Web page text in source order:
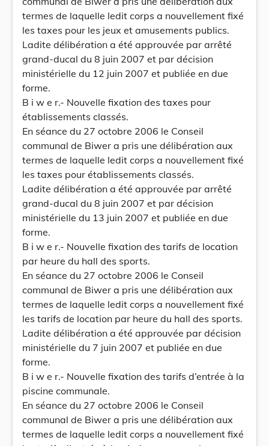
termes de laquelle ledit corps a nouvellement fixé
les taxes pour les jeux et amusements publics.
Ladite délibération a été approuvée par arrêté
grand-ducal du 8 juin 2007 et par décision
ministérielle du 12 juin 2007 et publiée en due
forme.
B i w e r.- Nouvelle fixation des taxes pour
établissements classés.
En séance du 27 octobre 2006 le Conseil
communal de Biwer a pris une délibération aux
termes de laquelle ledit corps a nouvellement fixé
les taxes pour établissements classés.
Ladite délibération a été approuvée par arrêté
grand-ducal du 8 juin 2007 et par décision
ministérielle du 13 juin 2007 et publiée en due
forme.
B i w e r.- Nouvelle fixation des tarifs de location
par heure du hall des sports.
En séance du 27 octobre 2006 le Conseil
communal de Biwer a pris une délibération aux
termes de laquelle ledit corps a nouvellement fixé
les tarifs de location par heure du hall des sports.
Ladite délibération a été approuvée par décision
ministérielle du 7 juin 2007 et publiée en due
forme.
B i w e r.- Nouvelle fixation des tarifs d’entrée à la
piscine communale.
En séance du 27 octobre 2006 le Conseil
communal de Biwer a pris une délibération aux
termes de laquelle ledit corps a nouvellement fixé